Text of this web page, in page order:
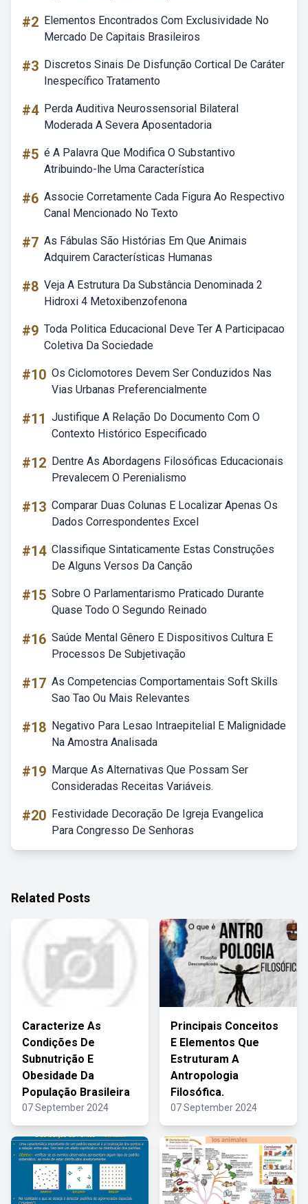
#2 Elementos Encontrados Com Exclusividade No
Mercado De Capitais Brasileiros
#3 Discretos Sinais De Disfunção Cortical De Caráter
Inespecífico Tratamento
#4 Perda Auditiva Neurossensorial Bilateral
Moderada A Severa Aposentadoria
#5 é A Palavra Que Modifica O Substantivo
Atribuindo-lhe Uma Característica
#6 Associe Corretamente Cada Figura Ao Respectivo
Canal Mencionado No Texto
#7 As Fábulas São Histórias Em Que Animais
Adquirem Características Humanas
#8 Veja A Estrutura Da Substância Denominada 2
Hidroxi 4 Metoxibenzofenona
#9 Toda Politica Educacional Deve Ter A Participacao
Coletiva Da Sociedade
#10 Os Ciclomotores Devem Ser Conduzidos Nas
Vias Urbanas Preferencialmente
#11 Justifique A Relação Do Documento Com O
Contexto Histórico Especificado
#12 Dentre As Abordagens Filosóficas Educacionais
Prevalecem O Perenialismo
#13 Comparar Duas Colunas E Localizar Apenas Os
Dados Correspondentes Excel
#14 Classifique Sintaticamente Estas Construções
De Alguns Versos Da Canção
#15 Sobre O Parlamentarismo Praticado Durante
Quase Todo O Segundo Reinado
#16 Saúde Mental Gênero E Dispositivos Cultura E
Processos De Subjetivação
#17 As Competencias Comportamentais Soft Skills
Sao Tao Ou Mais Relevantes
#18 Negativo Para Lesao Intraepitelial E Malignidade
Na Amostra Analisada
#19 Marque As Alternativas Que Possam Ser
Consideradas Receitas Variáveis.
#20 Festividade Decoração De Igreja Evangelica
Para Congresso De Senhoras
Related Posts
Caracterize As
Condições De
Subnutrição E
Obesidade Da
População Brasileira
07 September 2024
Principais Conceitos
E Elementos Que
Estruturam A
Antropologia
Filosófica.
07 September 2024